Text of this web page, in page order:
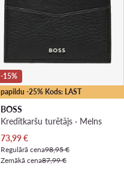
papildu -25% Kods: LAST
-15%
BOSS
Kredītkaršu turētājs · Melns
Pašreizējā cena
73,99€
Regulārā cena98,95 €
Zemākā cena87,99 €